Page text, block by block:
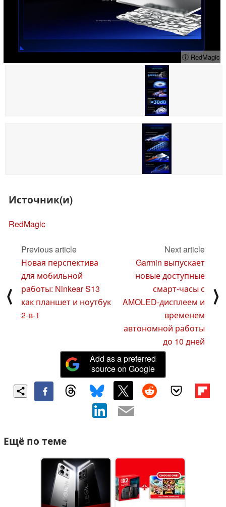
ⓘ RedMagic
Источник(и)
RedMagic
⟨
Previous article
Новая перспектива
для мобильной
работы: Ninkear S13
как планшет и ноутбук
2-в-1
Next article
Garmin выпускает
новые доступные
смарт-часы с
AMOLED-дисплеем и
временем
автономной работы
до 10 дней
⟩
Add as a preferred
source on Google
Ещё по теме